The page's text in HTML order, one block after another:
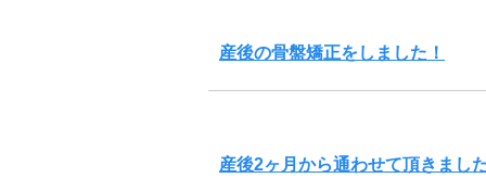
産後の骨盤矯正をしました！
産後2ヶ月から通わせて頂きました